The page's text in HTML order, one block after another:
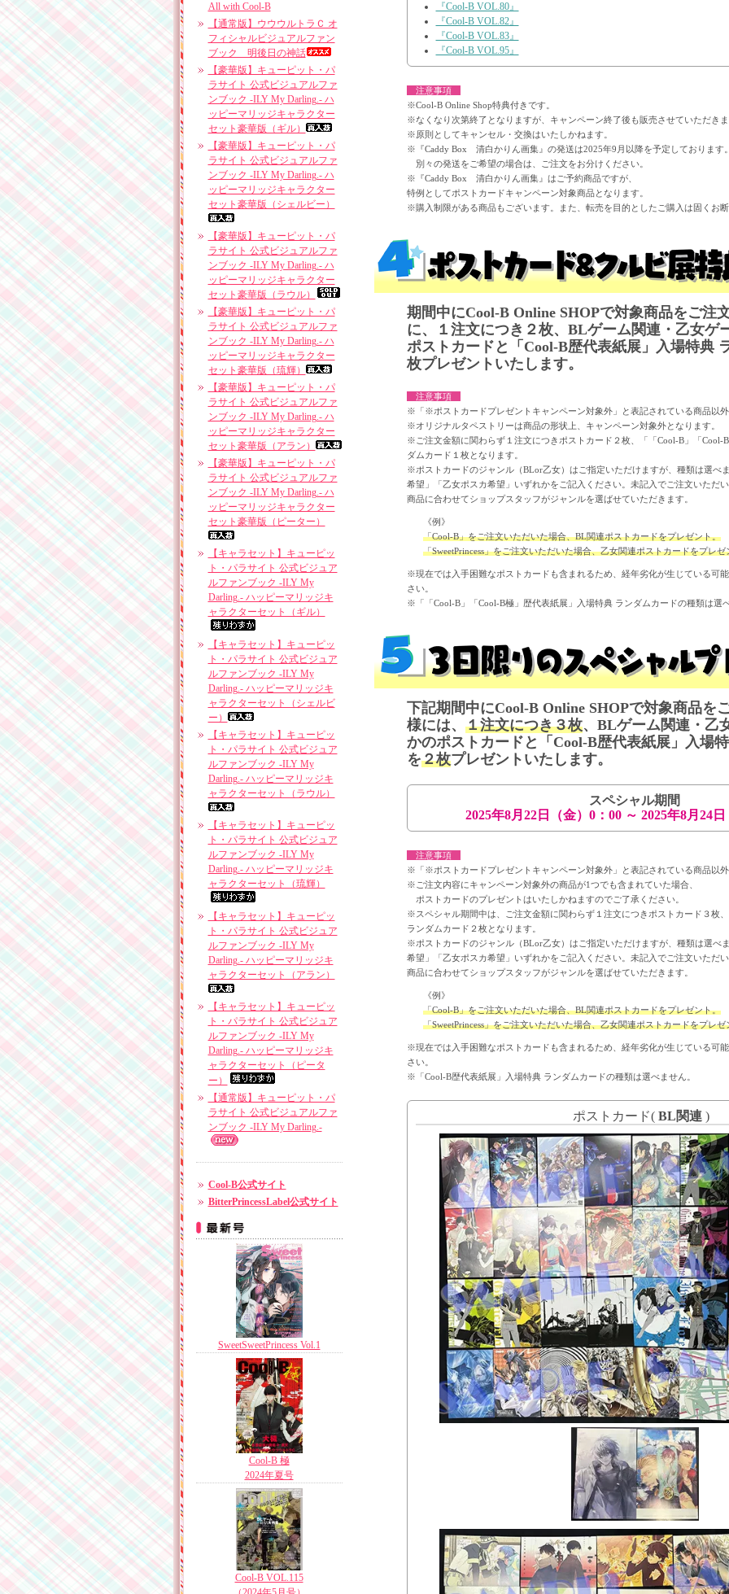
All with Cool-B
【通常版】ウウウルトラＣ オ
フィシャルビジュアルファン
ブック 明後日の神話
【豪華版】キューピット・パ
ラサイト 公式ビジュアルファ
ンブック -ILY My Darling.- ハ
ッピーマリッジキャラクター
セット豪華版（ギル）
【豪華版】キューピット・パ
ラサイト 公式ビジュアルファ
ンブック -ILY My Darling.- ハ
ッピーマリッジキャラクター
セット豪華版（シェルビー）
【豪華版】キューピット・パ
ラサイト 公式ビジュアルファ
ンブック -ILY My Darling.- ハ
ッピーマリッジキャラクター
セット豪華版（ラウル）
【豪華版】キューピット・パ
ラサイト 公式ビジュアルファ
ンブック -ILY My Darling.- ハ
ッピーマリッジキャラクター
セット豪華版（琉輝）
【豪華版】キューピット・パ
ラサイト 公式ビジュアルファ
ンブック -ILY My Darling.- ハ
ッピーマリッジキャラクター
セット豪華版（アラン）
【豪華版】キューピット・パ
ラサイト 公式ビジュアルファ
ンブック -ILY My Darling.- ハ
ッピーマリッジキャラクター
セット豪華版（ピーター）
【キャラセット】キューピッ
ト・パラサイト 公式ビジュア
ルファンブック -ILY My
Darling.- ハッピーマリッジキ
ャラクターセット（ギル）
【キャラセット】キューピッ
ト・パラサイト 公式ビジュア
ルファンブック -ILY My
Darling.- ハッピーマリッジキ
ャラクターセット（シェルビ
ー）
【キャラセット】キューピッ
ト・パラサイト 公式ビジュア
ルファンブック -ILY My
Darling.- ハッピーマリッジキ
ャラクターセット（ラウル）
【キャラセット】キューピッ
ト・パラサイト 公式ビジュア
ルファンブック -ILY My
Darling.- ハッピーマリッジキ
ャラクターセット（琉輝）
【キャラセット】キューピッ
ト・パラサイト 公式ビジュア
ルファンブック -ILY My
Darling.- ハッピーマリッジキ
ャラクターセット（アラン）
【キャラセット】キューピッ
ト・パラサイト 公式ビジュア
ルファンブック -ILY My
Darling.- ハッピーマリッジキ
ャラクターセット（ピータ
ー）
【通常版】キューピット・パ
ラサイト 公式ビジュアルファ
ンブック -ILY My Darling.-
Cool-B公式サイト
BitterPrincessLabel公式サイト
SweetSweetPrincess Vol.1
Cool-B 極
2024年夏号
Cool-B VOL.115
『Cool-B VOL.80』
『Cool-B VOL.82』
『Cool-B VOL.83』
『Cool-B VOL.95』
注意事項
※Cool-B Online Shop特典付きです。
※なくなり次第終了となりますが、キャンペーン終了後も販売させていただき
※原則としてキャンセル・交換はいたしかねます。
※『Caddy Box 清白かりん画集』の発送は2025年9月以降を予定しております
別々の発送をご希望の場合は、ご注文をお分けください。
※『Caddy Box 清白かりん画集』はご予約商品ですが、
特例としてポストカードキャンペーン対象商品となります。
※購入制限がある商品もございます。また、転売を目的としたご購入は固くお
期間中にCool-B Online SHOPで対象商品をご注
に、１注文につき２枚、BLゲーム関連・乙女ゲ
ポストカードと「Cool-B歴代表紙展」入場特典
枚プレゼントいたします。
注意事項
※「※ポストカードプレゼントキャンペーン対象外」と表記されている商品以
※オリジナルタペストリーは商品の形状上、キャンペーン対象外となります。
※ご注文金額に関わらず１注文につきポストカード２枚、「「Cool-B」「Cool-
ダムカード１枚となります。
※ポストカードのジャンル（BLor乙女）はご指定いただけますが、種類は選べ
希望」「乙女ポスカ希望」いずれかをご記入ください。未記入でご注文いただ
商品に合わせてショップスタッフがジャンルを選ばせていただきます。
《例》
「Cool-B」をご注文いただいた場合、BL関連ポストカードをプレゼント。
「SweetPrincess」をご注文いただいた場合、乙女関連ポストカードをプレゼ
※現在では入手困難なポストカードも含まれるため、経年劣化が生じている可
さい。
※「「Cool-B」「Cool-B極」歴代表紙展」入場特典 ランダムカードの種類は選
下記期間中にCool-B Online SHOPで対象商品を
様には、 １注文につき３枚、BLゲーム関連・乙
かのポストカードと「Cool-B歴代表紙展」入場
を２枚プレゼントいたします。
スペシャル期間
2025年8月22日（金）0：00 ～ 2025年8月24
注意事項
※「※ポストカードプレゼントキャンペーン対象外」と表記されている商品以
※ご注文内容にキャンペーン対象外の商品が1つでも含まれていた場合、
ポストカードのプレゼントはいたしかねますのでご了承ください。
※スペシャル期間中は、ご注文金額に関わらず１注文につきポストカード３枚
ランダムカード２枚となります。
※ポストカードのジャンル（BLor乙女）はご指定いただけますが、種類は選べ
希望」「乙女ポスカ希望」いずれかをご記入ください。未記入でご注文いただ
商品に合わせてショップスタッフがジャンルを選ばせていただきます。
《例》
「Cool-B」をご注文いただいた場合、BL関連ポストカードをプレゼント。
「SweetPrincess」をご注文いただいた場合、乙女関連ポストカードをプレゼ
※現在では入手困難なポストカードも含まれるため、経年劣化が生じている可
さい。
※「Cool-B歴代表紙展」入場特典 ランダムカードの種類は選べません。
ポストカード( BL関連 )